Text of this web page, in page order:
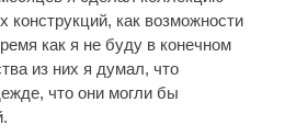
как возможности
как я не буду в конечном
из них я думал, что
что они могли бы